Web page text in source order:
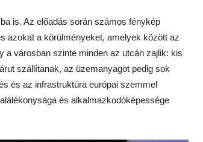
is. Az előadás során számos fénykép
azokat a körülményeket, amelyek között az
a városban szinte minden az utcán zajlik: kis
szállítanak, az üzemanyagot pedig sok
és az infrastruktúra európai szemmel
és alkalmazkodóképessége